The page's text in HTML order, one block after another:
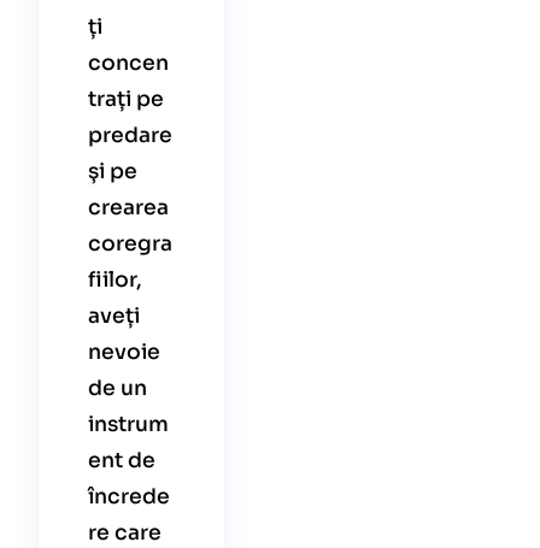
ți
concen
trați pe
predare
și pe
crearea
coregra
fiilor,
aveți
nevoie
de un
instrum
ent de
încrede
re care